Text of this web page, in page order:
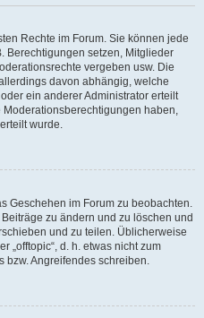
Rechte im Forum. Sie können jede
Berechtigungen setzen, Mitglieder
vergeben usw. Die
davon abhängig, welche
ein anderer Administrator erteilt
Moderationsberechtigungen haben,
wurde.
Geschehen im Forum zu beobachten.
zu ändern und zu löschen und
und zu teilen. Üblicherweise
„offtopic“, d. h. etwas nicht zum
bzw. Angreifendes schreiben.